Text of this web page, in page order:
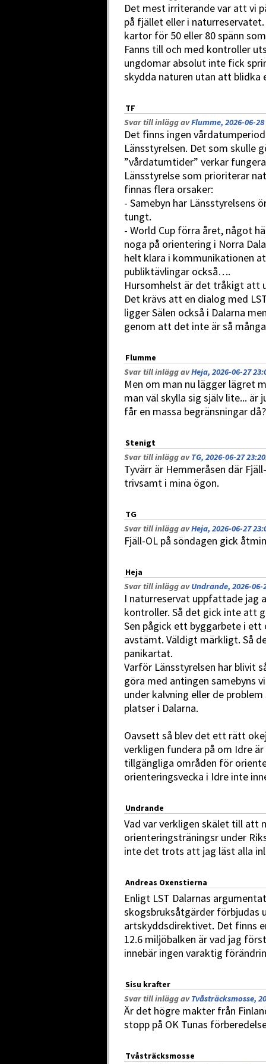
Det mest irriterande var att vi
på fjället eller i
kartor för 50 eller 80 spänn
Fanns till och med kontroller
ungdomar absolut inte fick
skydda naturen utan att blidka
TF
Svar till inlägg avFlumme, 2026-06-28
Det finns ingen
Länsstyrelsen. Det som skulle
”vårdatumtider” verkar
Länsstyrelse som prioriterar
finnas flera orsaker:
- Samebyn har Länsstyrelsens
tungt.
- World Cup förra året, något
noga på orientering i Norra
helt klara i kommunikationen
publiktävlingar också….
Hursomhelst är det tråkigt att
Det krävs att en dialog med
ligger Sälen också i Dalarna
genom att det inte är så
Flumme
Svar till inlägg avHeja, 2026-06-27
Men om man nu lägger lägret
man väl skylla sig själv lite...
får en massa begränsningar då?
Stenigt
Svar till inlägg avTG, 2026-06-27 23:20
Tyvärr är Hemmeråsen där
trivsamt i mina ögon.
TG
Svar till inlägg avHeja, 2026-06-27
Fjäll-OL på söndagen gick
Heja
Svar till inlägg avUndrande, 2026-06-
I naturreservat uppfattade jag
kontroller. Så det gick inte att
Sen pågick ett byggarbete i
avstämt. Väldigt märkligt. Så
panikartat.
Varför Länsstyrelsen har blivit
göra med antingen samebyns
under kalvning eller de
platser i Dalarna.
Oavsett så blev det ett rätt
verkligen fundera på om Idre
tillgängliga områden för
orienteringsvecka i Idre inte
Undrande
Vad var verkligen skälet till att
orienteringsträningsr under
inte det trots att jag läst alla
Andreas Oxenstierna
Enligt LST Dalarnas
skogsbruksåtgärder förbjudas
artskyddsdirektivet. Det finns
12.6 miljöbalken är vad jag
innebär ingen varaktig
Sisu krafter
Svar till inlägg avTvåsträcksmosse,
Är det högre makter från
stopp på OK Tunas
Tvåsträcksmosse